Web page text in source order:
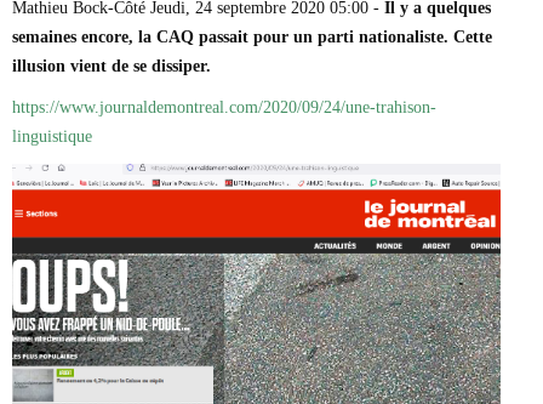
Marie-Eve Doyon
Mathieu Bock Côté
Nathalie Elgrably
Philippe Léger
Remi Nadeau
Richard Béliveau
Réjean Parent
Steve E. Fortin
Sophie Durocher
Thomas Mulcair
Véronyque Tremblay
Mathieu Bock-Côté Jeudi, 24 septembre 2020 05:00 - Il y a quelques
semaines encore, la CAQ passait pour un parti nationaliste. Cette
illusion vient de se dissiper.
https://www.journaldemontreal.com/2020/09/24/une-trahison-
linguistique